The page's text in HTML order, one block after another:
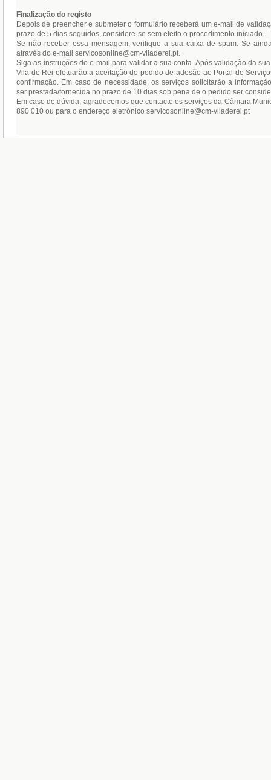
Finalização do registo
Depois de preencher e submeter o formulário receberá um e-mail de
prazo de 5 dias seguidos, considere-se sem efeito o procedimento iniciado.
Se não receber essa mensagem, verifique a sua caixa de spam. Se
através do e-mail servicosonline@cm-viladerei.pt.
Siga as instruções do e-mail para validar a sua conta. Após validação da
Vila de Rei efetuarão a aceitação do pedido de adesão ao Portal de
confirmação. Em caso de necessidade, os serviços solicitarão a
ser prestada/fornecida no prazo de 10 dias sob pena de o pedido ser
Em caso de dúvida, agradecemos que contacte os serviços da Câmara
890 010 ou para o endereço eletrónico servicosonline@cm-viladerei.pt